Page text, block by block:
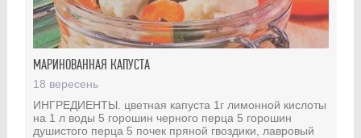
МАРИНОВАННАЯ КАПУСТА
18 вересень
ИНГРЕДИЕНТЫ. цветная капуста 1г лимонной кислоты
на 1 л воды 5 горошин черного перца 5 горошин
душистого перца 5 почек пряной гвоздики, лавровый